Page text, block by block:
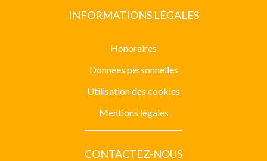
INFORMATIONS LÉGALES
Honoraires
Données personnelles
Utilisation des cookies
Mentions légales
CONTACTEZ-NOUS